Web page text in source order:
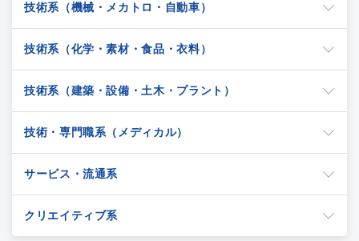
技術系（機械・メカトロ・自動車）
技術系（化学・素材・食品・衣料）
技術系（建築・設備・土木・プラント）
技術・専門職系（メディカル）
サービス・流通系
クリエイティブ系